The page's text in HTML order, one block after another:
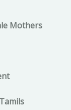
Mothers